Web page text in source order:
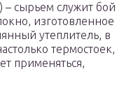
– сырьем служит бой
изготовленное
утеплитель, в
термостоек,
применяться,